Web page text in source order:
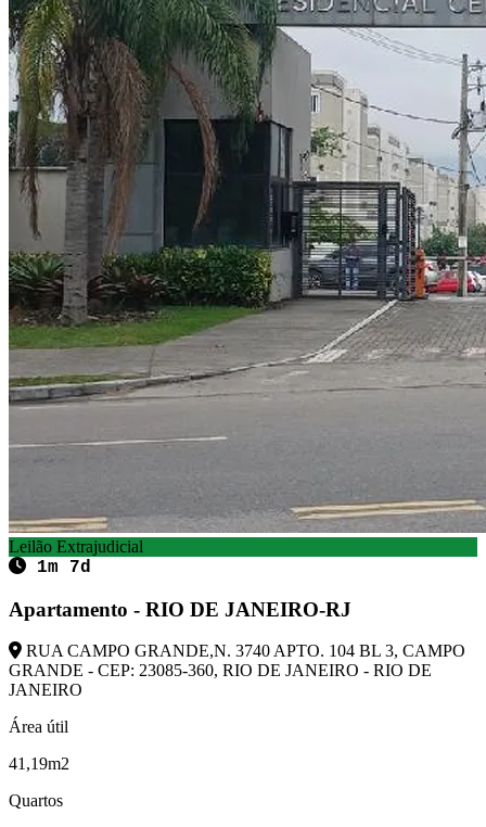
Leilão Extrajudicial
1m 7d
Apartamento - RIO DE JANEIRO-RJ
RUA CAMPO GRANDE,N. 3740 APTO. 104 BL 3, CAMPO
GRANDE - CEP: 23085-360, RIO DE JANEIRO - RIO DE
JANEIRO
Área útil
41,19m2
Quartos